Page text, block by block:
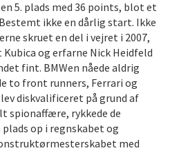
5. plads med 36 points, blot et
ikke en dårlig start. Ikke
skruet en del i vejret i 2007,
og erfarne Nick Heidfeld
fint. BMWen nåede aldrig
to front runners, Ferrari og
diskvalificeret på grund af
spionaffære, rykkede de
op i regnskabet og
med